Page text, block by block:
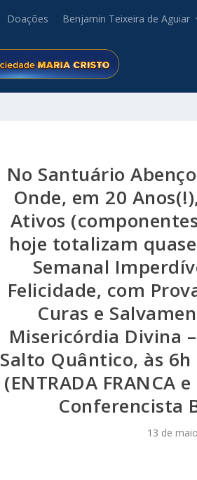
Doações Benjamin Teixeira de Aguiar
No Santuário
Onde, em 20
Ativos
hoje totalizam
Semanal
Felicidade, com
Curas e
Misericórdia Divina
Salto Quântico, às
(ENTRADA FRANCA
Conferencista
13 de